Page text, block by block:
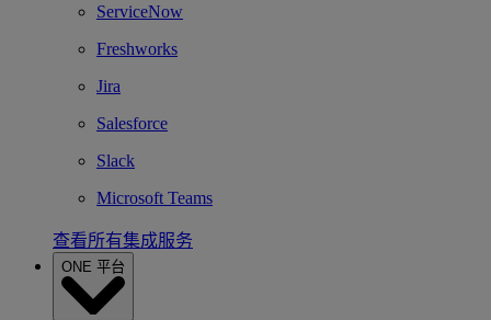
ServiceNow
Freshworks
Jira
Salesforce
Slack
Microsoft Teams
查看所有集成服务
ONE 平台